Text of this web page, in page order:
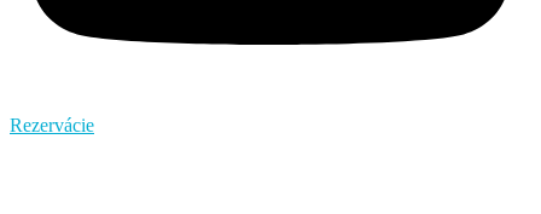
Rezervácie